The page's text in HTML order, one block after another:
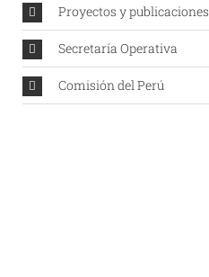
Proyectos y publicaciones
Secretaría Operativa
Comisión del Perú